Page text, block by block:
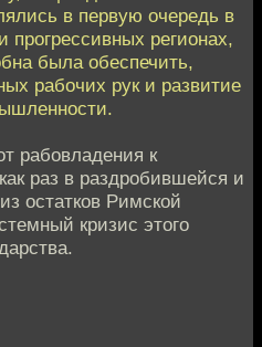
в первую очередь в
прогрессивных регионах,
была обеспечить,
рабочих рук и развитие
рабовладения к
раз в раздробившейся и
остатков Римской
кризис этого